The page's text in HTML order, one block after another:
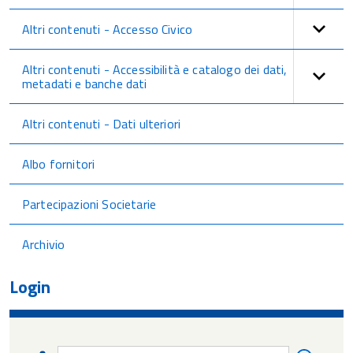
Altri contenuti - Accesso Civico
Altri contenuti - Accessibilità e catalogo dei dati,
metadati e banche dati
Altri contenuti - Dati ulteriori
Albo fornitori
Partecipazioni Societarie
Archivio
Login